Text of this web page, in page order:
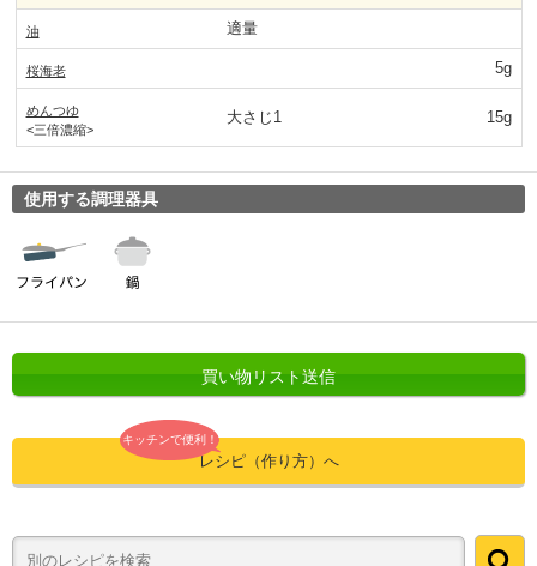
油 適量
桜海老 5g
めんつゆ
<三倍濃縮>
大さじ1 15g
使用する調理器具
買い物リスト送信
キッチンで便利！
レシピ（作り方）へ